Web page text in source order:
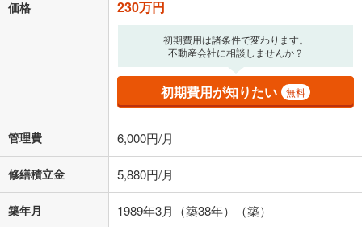
価格 230万円
初期費用は諸条件で変わります。
不動産会社に相談しませんか？
初期費用が知りたい 無料
管理費 6,000円/月
修繕積立金 5,880円/月
築年月 1989年3月（築38年）（築）